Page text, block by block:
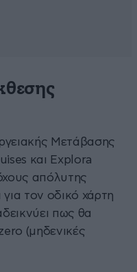
Μετάβασης
και Explora
απόλυτης
τον οδικό χάρτη
πως θα
(μηδενικές